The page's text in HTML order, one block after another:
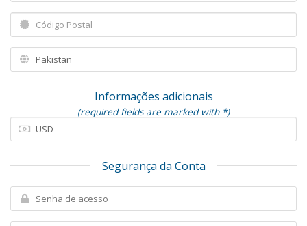
Informações adicionais
(required fields are marked with *)
Segurança da Conta